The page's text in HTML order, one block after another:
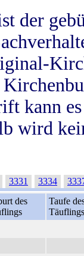
der
kann
wird
3331 3334
des
Taufe
Täuflings